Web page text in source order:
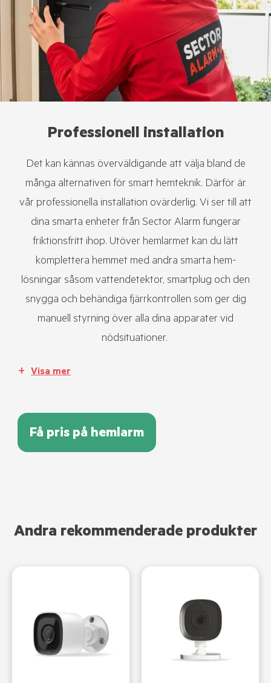
Professionell installation
Det kan kännas överväldigande att välja bland de
många alternativen för smart hemteknik. Därför är
vår professionella installation ovärderlig. Vi ser till att
dina smarta enheter från Sector Alarm fungerar
friktionsfritt ihop. Utöver hemlarmet kan du lätt
komplettera hemmet med andra smarta hem-
lösningar såsom vattendetektor, smartplug och den
snygga och behändiga fjärrkontrollen som ger dig
manuell styrning över alla dina apparater vid
nödsituationer.
Visa mer
Få pris på hemlarm
Andra rekommenderade produkter